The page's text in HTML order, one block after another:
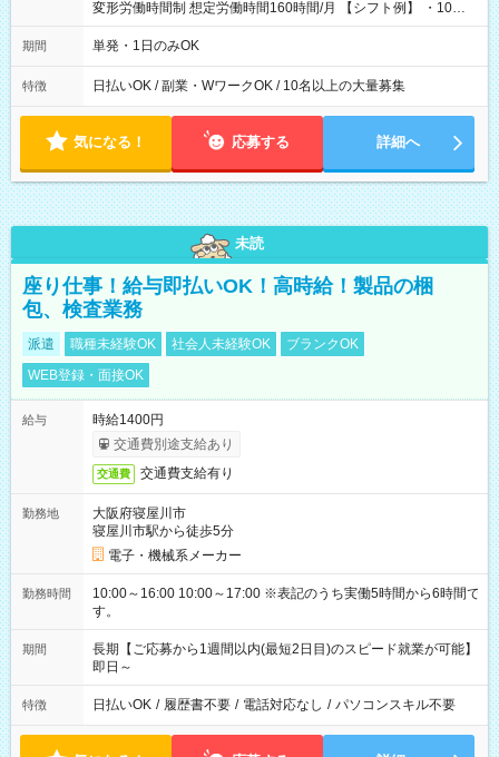
変形労働時間制 想定労働時間160時間/月 【シフト例】 ・10：
00～20：00
期間 単発・1日のみOK
特徴 日払いOK / 副業・WワークOK / 10名以上の大量募集
気になる！ 応募する 詳細へ
未読
座り仕事！給与即払いOK！高時給！製品の梱
包、検査業務
派遣 職種未経験OK 社会人未経験OK
ブランクOK
WEB登録・面接OK
給与
時給1400円
交通費別途支給あり
交通費 交通費支給有り
勤務地
大阪府寝屋川市
寝屋川市駅から徒歩5分
電子・機械系メーカー
勤務時間
10:00～16:00 10:00～17:00 ※表記のうち実働5時間から6時間で
す。
期間
長期【ご応募から1週間以内(最短2日目)のスピード就業が可能】
即日～
特徴 日払いOK / 履歴書不要 / 電話対応なし / パソコンスキル不要